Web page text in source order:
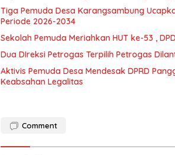
Tiga Pemuda Desa Karangsambung
Periode 2026-2034
Sekolah Pemuda Meriahkan HUT ke-53 ,
Dua DIreksi Petrogas Terpilih Petrogas
Aktivis Pemuda Desa Mendesak DPRD
Keabsahan Legalitas
Comment